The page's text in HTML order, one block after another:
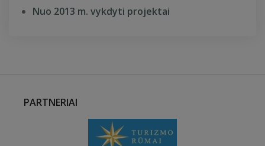
Nuo 2013 m. vykdyti projektai
PARTNERIAI